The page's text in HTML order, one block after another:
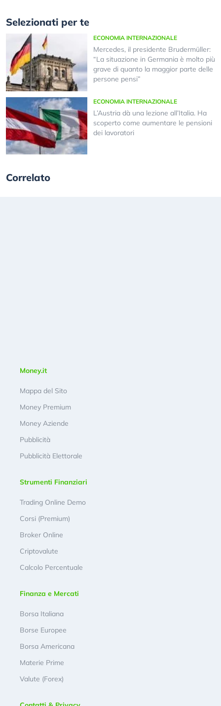
Selezionati per te
ECONOMIA INTERNAZIONALE
Mercedes, il presidente Brudermüller:
“La situazione in Germania è molto più
grave di quanto la maggior parte delle
persone pensi”
ECONOMIA INTERNAZIONALE
L’Austria dà una lezione all’Italia. Ha
scoperto come aumentare le pensioni
dei lavoratori
Correlato
Money.it
Mappa del Sito
Money Premium
Money Aziende
Pubblicità
Pubblicità Elettorale
Strumenti Finanziari
Trading Online Demo
Corsi (Premium)
Broker Online
Criptovalute
Calcolo Percentuale
Finanza e Mercati
Borsa Italiana
Borse Europee
Borsa Americana
Materie Prime
Valute (Forex)